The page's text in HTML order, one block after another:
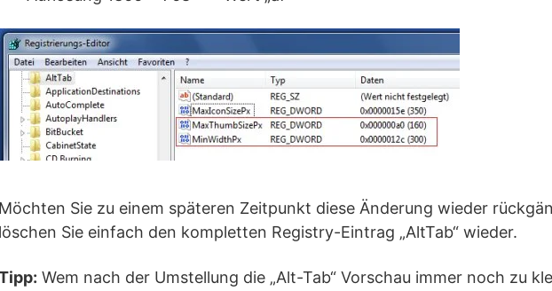
Möchten Sie zu einem späteren Zeitpunkt diese Änderung wieder
löschen Sie einfach den kompletten Registry-Eintrag „AltTab“ wieder.
Wem nach der Umstellung die „Alt-Tab“ Vorschau immer noch zu